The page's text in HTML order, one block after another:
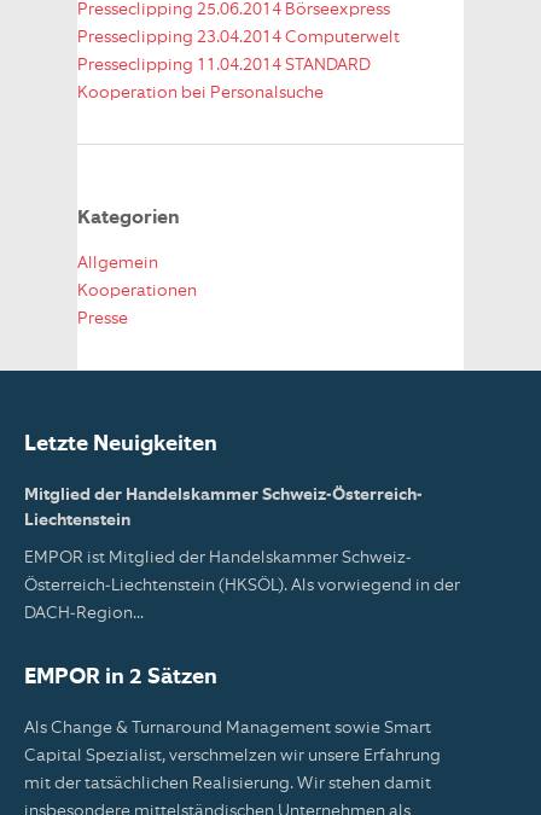
Presseclipping 25.06.2014 Börseexpress
Presseclipping 23.04.2014 Computerwelt
Presseclipping 11.04.2014 STANDARD
Kooperation bei Personalsuche
Kategorien
Allgemein
Kooperationen
Presse
Letzte Neuigkeiten
Mitglied der Handelskammer Schweiz-Österreich-
Liechtenstein
EMPOR ist Mitglied der Handelskammer Schweiz-
Österreich-Liechtenstein (HKSÖL). Als vorwiegend in der
DACH-Region...
EMPOR in 2 Sätzen
Als Change & Turnaround Management sowie Smart
Capital Spezialist, verschmelzen wir unsere Erfahrung
mit der tatsächlichen Realisierung. Wir stehen damit
insbesondere mittelständischen Unternehmen als